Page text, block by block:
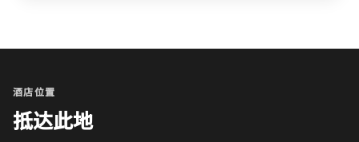
酒店位置
抵达此地